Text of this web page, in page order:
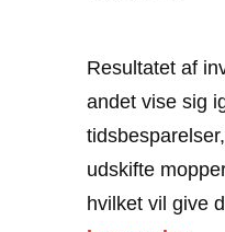
Resultatet af
andet vise sig
udskifte
hvilket vil give